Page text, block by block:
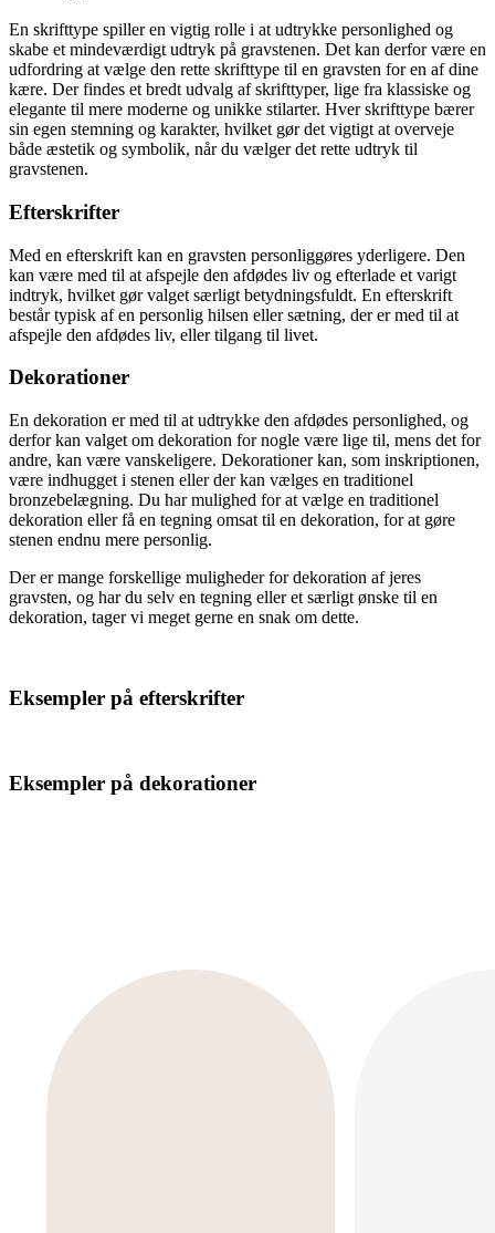
En skrifttype spiller en vigtig rolle i at udtrykke personlighed og
skabe et mindeværdigt udtryk på gravstenen. Det kan derfor være en
udfordring at vælge den rette skrifttype til en gravsten for en af dine
kære. Der findes et bredt udvalg af skrifttyper, lige fra klassiske og
elegante til mere moderne og unikke stilarter. Hver skrifttype bærer
sin egen stemning og karakter, hvilket gør det vigtigt at overveje
både æstetik og symbolik, når du vælger det rette udtryk til
gravstenen.
Efterskrifter
Med en efterskrift kan en gravsten personliggøres yderligere. Den
kan være med til at afspejle den afdødes liv og efterlade et varigt
indtryk, hvilket gør valget særligt betydningsfuldt. En efterskrift
består typisk af en personlig hilsen eller sætning, der er med til at
afspejle den afdødes liv, eller tilgang til livet.
Dekorationer
En dekoration er med til at udtrykke den afdødes personlighed, og
derfor kan valget om dekoration for nogle være lige til, mens det for
andre, kan være vanskeligere. Dekorationer kan, som inskriptionen,
være indhugget i stenen eller der kan vælges en traditionel
bronzebelægning. Du har mulighed for at vælge en traditionel
dekoration eller få en tegning omsat til en dekoration, for at gøre
stenen endnu mere personlig.
Der er mange forskellige muligheder for dekoration af jeres
gravsten, og har du selv en tegning eller et særligt ønske til en
dekoration, tager vi meget gerne en snak om dette.
Eksempler på efterskrifter
Eksempler på dekorationer